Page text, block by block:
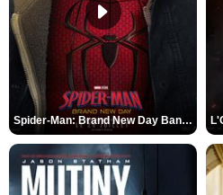
Spider-Man: Brand New Day Bande-annonce VO STFR